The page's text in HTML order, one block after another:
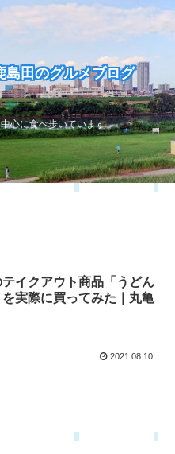
田のグルメブログ
心に食べ歩いています
イクアウト商品「うどん
実際に買ってみた｜丸亀
2021.08.10